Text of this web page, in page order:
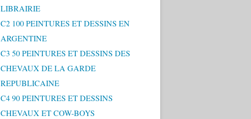
LIBRAIRIE
C2 100 PEINTURES ET DESSINS EN
ARGENTINE
C3 50 PEINTURES ET DESSINS DES
CHEVAUX DE LA GARDE
REPUBLICAINE
C4 90 PEINTURES ET DESSINS
CHEVAUX ET COW-BOYS